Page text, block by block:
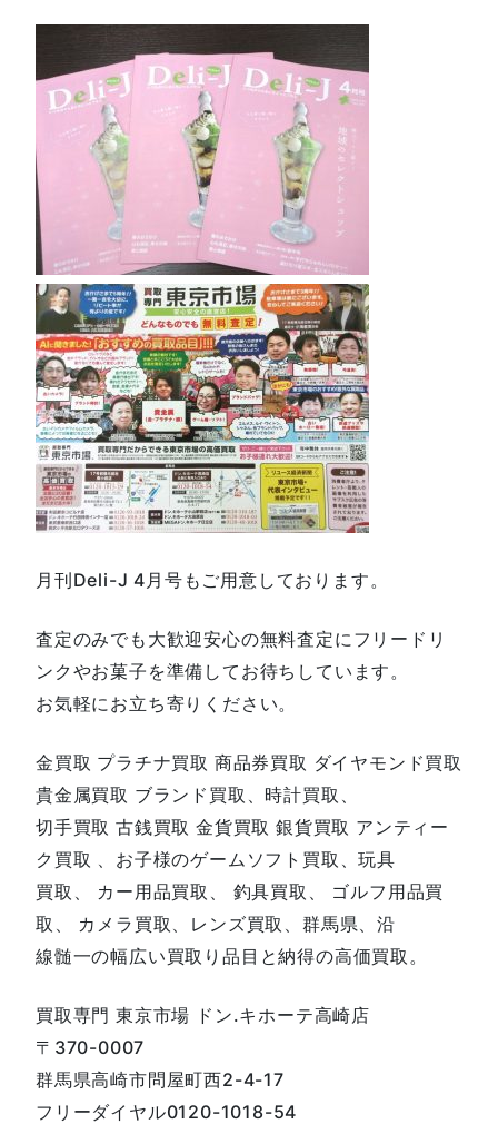
月刊Deli-J 4月号もご用意しております。
査定のみでも大歓迎安心の無料査定にフリードリ
ンクやお菓子を準備してお待ちしています。
お気軽にお立ち寄りください。
金買取 プラチナ買取 商品券買取 ダイヤモンド買取
貴金属買取 ブランド買取、時計買取、
切手買取 古銭買取 金貨買取 銀貨買取 アンティー
ク買取 、お子様のゲームソフト買取、玩具
買取、 カー用品買取、 釣具買取、 ゴルフ用品買
取、 カメラ買取、レンズ買取、群馬県、沿
線髄一の幅広い買取り品目と納得の高価買取。
買取専門 東京市場 ドン.キホーテ高崎店
〒370-0007
群馬県高崎市問屋町西2-4-17
フリーダイヤル0120-1018-54